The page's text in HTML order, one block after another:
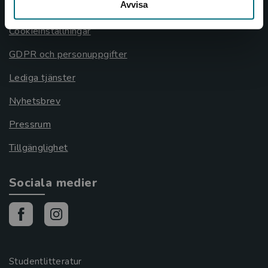
Avvisa
Cookieinställningar
GDPR och personuppgifter
Lediga tjänster
Nyhetsbrev
Pressrum
Tillgänglighet
Sociala medier
Studentlitteratur